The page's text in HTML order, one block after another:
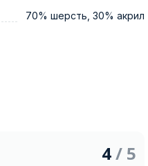
70% шерсть, 30% акрил
4/ 5